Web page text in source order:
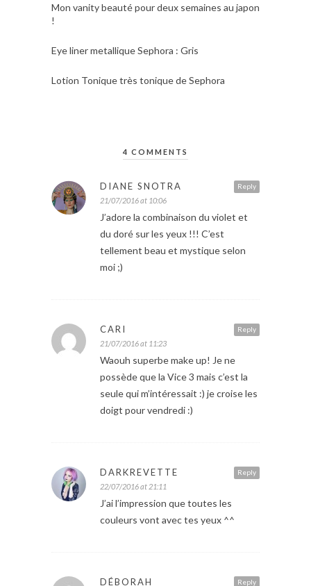
Mon vanity beauté pour deux semaines au japon
!
Eye liner metallique Sephora : Gris
Lotion Tonique très tonique de Sephora
4 COMMENTS
Reply
DIANE SNOTRA
21/07/2016 at 10:06
J’adore la combinaison du violet et
du doré sur les yeux !!! C’est
tellement beau et mystique selon
moi ;)
Reply
CARI
21/07/2016 at 11:23
Waouh superbe make up! Je ne
possède que la Vice 3 mais c’est la
seule qui m’intéressait :) je croise les
doigt pour vendredi :)
Reply
DARKREVETTE
22/07/2016 at 21:11
J’ai l’impression que toutes les
couleurs vont avec tes yeux ^^
Reply
DÉBORAH